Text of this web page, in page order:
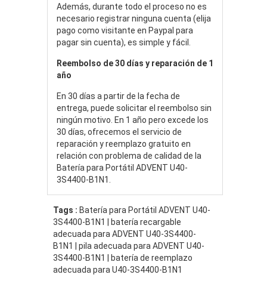
Además, durante todo el proceso no es
necesario registrar ninguna cuenta (elija
pago como visitante en Paypal para
pagar sin cuenta), es simple y fácil.
Reembolso de 30 días y reparación de 1
año
En 30 días a partir de la fecha de
entrega, puede solicitar el reembolso sin
ningún motivo. En 1 año pero excede los
30 días, ofrecemos el servicio de
reparación y reemplazo gratuito en
relación con problema de calidad de la
Batería para Portátil ADVENT U40-
3S4400-B1N1.
Tags : Batería para Portátil ADVENT U40-
3S4400-B1N1 | batería recargable
adecuada para ADVENT U40-3S4400-
B1N1 | pila adecuada para ADVENT U40-
3S4400-B1N1 | batería de reemplazo
adecuada para U40-3S4400-B1N1